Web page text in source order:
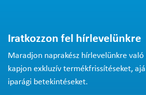
Iratkozzon fel hírlevelünkre
Maradjon naprakész hírlevelünkre
kapjon exkluzív termékfrissítéseket,
iparági betekintéseket.